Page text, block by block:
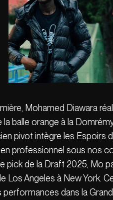
Mohamed Diawara
balle orange à la
pivot intègre les Espoirs
professionnel sous nos
pick de la Draft 2025, Mo
Los Angeles à New York.
performances dans la